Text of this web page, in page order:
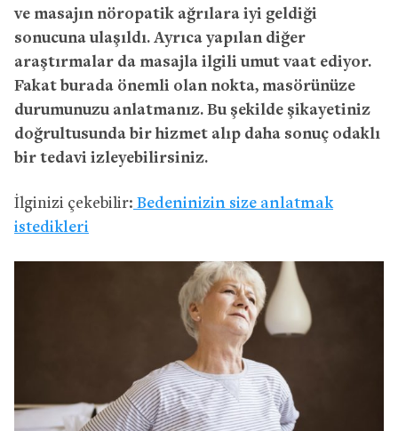
ve masajın nöropatik ağrılara iyi geldiği
sonucuna ulaşıldı. Ayrıca yapılan diğer
araştırmalar da masajla ilgili umut vaat ediyor.
Fakat burada önemli olan nokta, masörünüze
durumunuzu anlatmanız. Bu şekilde şikayetiniz
doğrultusunda bir hizmet alıp daha sonuç odaklı
bir tedavi izleyebilirsiniz.
İlginizi çekebilir: Bedeninizin size anlatmak
istedikleri